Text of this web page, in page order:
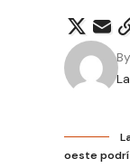
By
oeste